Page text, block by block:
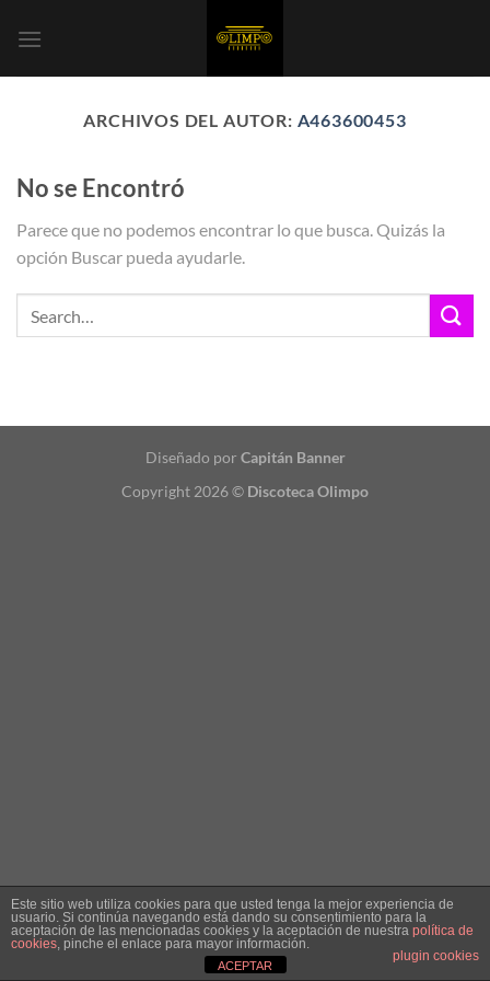
ARCHIVOS DEL AUTOR: A463600453
No se Encontró
Parece que no podemos encontrar lo que busca. Quizás la
opción Buscar pueda ayudarle.
Diseñado por Capitán Banner
Copyright 2026 © Discoteca Olimpo
Este sitio web utiliza cookies para que usted tenga la mejor experiencia de
usuario. Si continúa navegando está dando su consentimiento para la
aceptación de las mencionadas cookies y la aceptación de nuestra política de
cookies, pinche el enlace para mayor información.
plugin cookies
ACEPTAR